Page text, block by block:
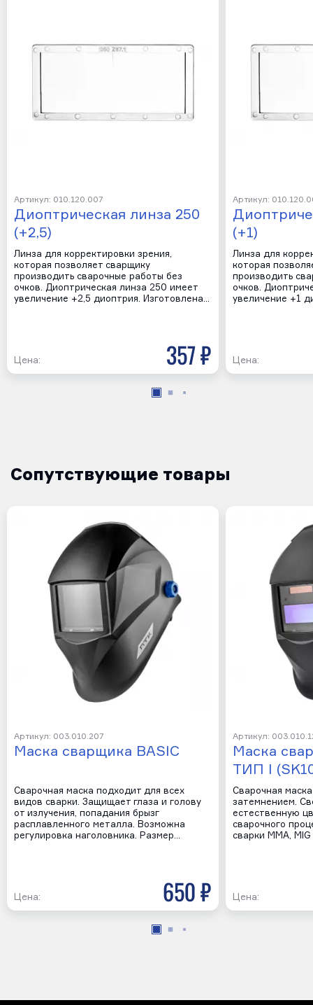
Артикул: 010.120.007
Диоптрическая линза 250
(+2,5)
Линза для корректировки зрения,
которая позволяет сварщику
производить сварочные работы без
очков. Диоптрическая линза 250 имеет
увеличение +2,5 диоптрия. Изготовлена…
Цена: 357 р
Артикул:
(+1)
Линза для
которая
производить
очков.
увеличение +1
Цена:
Сопутствующие товары
Артикул: 003.010.207
Маска сварщика BASIC
Сварочная маска подходит для всех
видов сварки. Защищает глаза и голову
от излучения, попадания брызг
расплавленного металла. Возможна
регулировка наголовника. Размер…
Цена: 650 р
Артикул:
Маска
ТИП I
Сварочная
затемнением.
естественную
сварочного
сварки MMA,
Цена: